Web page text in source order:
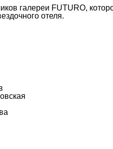
галереи FUTURO,
отеля.